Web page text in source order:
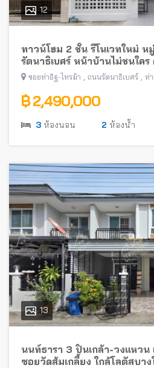
12
ทาวน์โฮม 2 ชั้น รีโนเวทใหม่ ห
รัตนาธิเบศร์ หน้าบ้านไม่ชนใค
อิฐ-ไทรม้า) พร้อมอยู่ ใกล้รถไฟ
ซอยท่าอิฐ-ไทรม้า , ถนนรัตนาธิเบศร์ , ท่
฿ 2,490,000
3 ห้องนอน 2 ห้องน้ำ
13
นนท์ธารา 3 ปิ่นเกล้า-วงแหว
ซอยวัดส้มเกลี้ยง ใกล้โลตัสบา